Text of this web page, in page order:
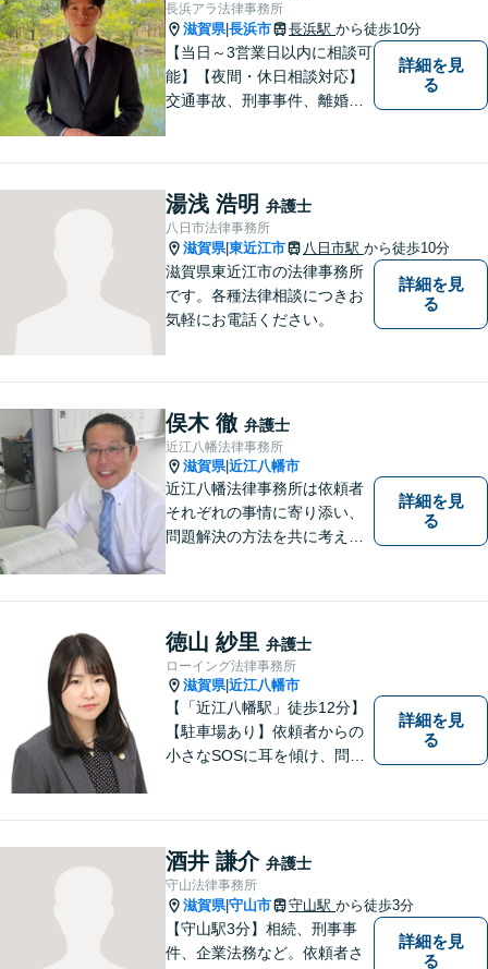
長浜アラ法律事務所
滋賀県|長浜市 長浜駅 から徒歩10分
【当日～3営業日以内に相談可
能】【夜間・休日相談対応】
交通事故、刑事事件、離婚・
詳細を見
る
湯浅 浩明 弁護士
八日市法律事務所
滋賀県|東近江市 八日市駅 から徒歩10分
滋賀県東近江市の法律事務所
です。各種法律相談につきお
気軽にお電話ください。
詳細を見
る
俣木 徹 弁護士
近江八幡法律事務所
滋賀県|近江八幡市
近江八幡法律事務所は依頼者
それぞれの事情に寄り添い、
問題解決の方法を共に考える
方」も、ぜひお気軽にご相談
ください。
詳細を見
る
徳山 紗里 弁護士
ローイング法律事務所
滋賀県|近江八幡市
【「近江八幡駅」徒歩12分】
【駐車場あり】依頼者からの
小さなSOSに耳を傾け、問題
ております。 ぜひ一度私にご
相談ください。
詳細を見
る
酒井 謙介 弁護士
守山法律事務所
滋賀県|守山市 守山駅 から徒歩3分
【守山駅3分】相続、刑事事
件、企業法務など。依頼者さ
詳細を見
る